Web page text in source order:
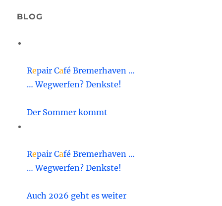
BLOG
Repair Café Bremerhaven …
… Wegwerfen? Denkste!
Der Sommer kommt
Repair Café Bremerhaven …
… Wegwerfen? Denkste!
Auch 2026 geht es weiter